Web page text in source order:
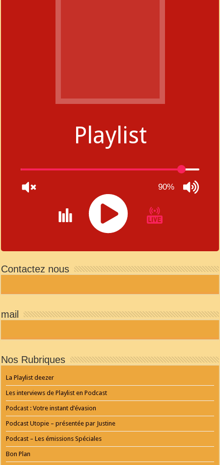
Playlist
90%
PLAYER
and
by
WordPress
SERVICE
ONLINE
AGENTUR
MAINZ
Playlist
Contactez nous
mail
Nos Rubriques
La Playlist deezer
Les interviews de Playlist en Podcast
Podcast : Votre instant d’évasion
Podcast Utopie – présentée par Justine
Podcast – Les émissions Spéciales
Bon Plan